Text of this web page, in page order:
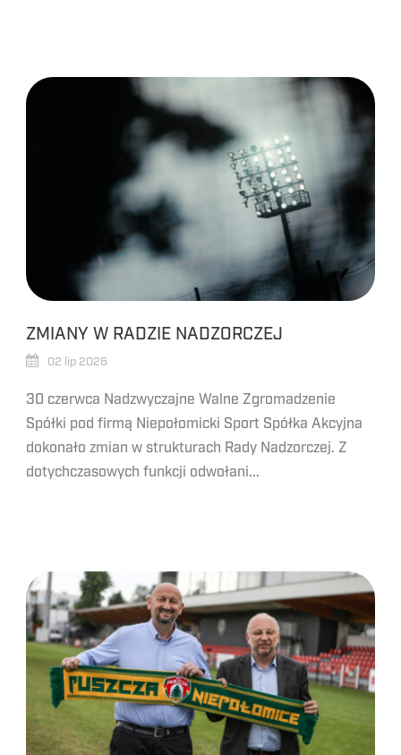
ZMIANY W RADZIE NADZORCZEJ
02 lip 2026
30 czerwca Nadzwyczajne Walne Zgromadzenie
Spółki pod firmą Niepołomicki Sport Spółka Akcyjna
dokonało zmian w strukturach Rady Nadzorczej. Z
dotychczasowych funkcji odwołani...